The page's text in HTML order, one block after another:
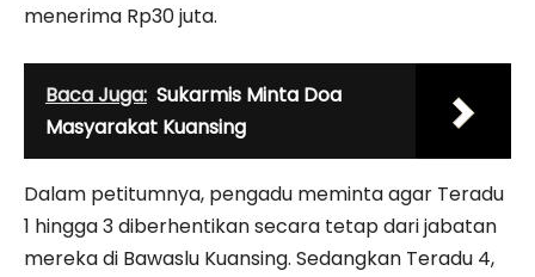
menerima Rp30 juta.
Baca Juga: Sukarmis Minta Doa
Masyarakat Kuansing
Dalam petitumnya, pengadu meminta agar Teradu
1 hingga 3 diberhentikan secara tetap dari jabatan
mereka di Bawaslu Kuansing. Sedangkan Teradu 4,